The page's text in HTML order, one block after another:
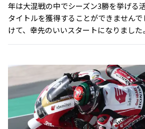
年は大混戦の中でシーズン3勝を挙げる
タイトルを獲得することができません
けて、幸先のいいスタートになりました